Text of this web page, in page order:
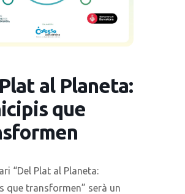
al Planeta:
que
“Del Plat al Planeta:
que transformen” serà un